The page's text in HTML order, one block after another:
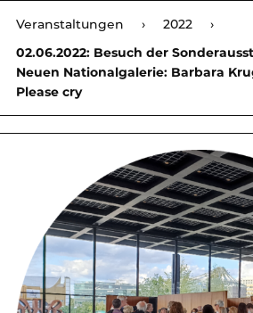
Karl Hofer Gesellschaft ›
Veranstaltungen › 2022
›
02.06.2022: Besuch der
Neuen Nationalgalerie: Barbara
Please cry